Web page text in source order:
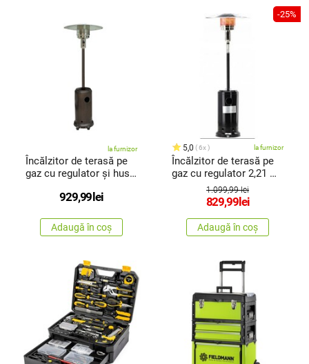
la furnizor
Încălzitor de terasă pe
gaz cu regulator și husă
929,99 lei
Adaugă în coș
-25%
5,0 6x la furnizor
Încălzitor de terasă pe
gaz cu regulator 2,21 m
1.099,99 lei
829,99 lei
Adaugă în coș